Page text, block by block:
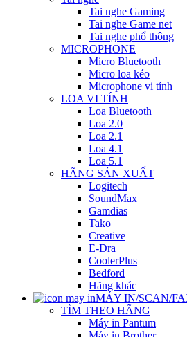
Tai nghe Gaming
Tai nghe Game net
Tai nghe phổ thông
MICROPHONE
Micro Bluetooth
Micro loa kéo
Microphone vi tính
LOA VI TÍNH
Loa Bluetooth
Loa 2.0
Loa 2.1
Loa 4.1
Loa 5.1
HÃNG SẢN XUẤT
Logitech
SoundMax
Gamdias
Tako
Creative
E-Dra
CoolerPlus
Bedford
Hãng khác
MÁY IN/SCAN/
TÌM THEO HÃNG
Máy in Pantum